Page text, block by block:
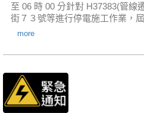
至 06 時 00 分針對 H37383(管線
街７３號等進行停電施工作業，
more